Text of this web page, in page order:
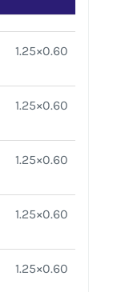
1.25×0.60
1.25×0.60
1.25×0.60
1.25×0.60
1.25×0.60